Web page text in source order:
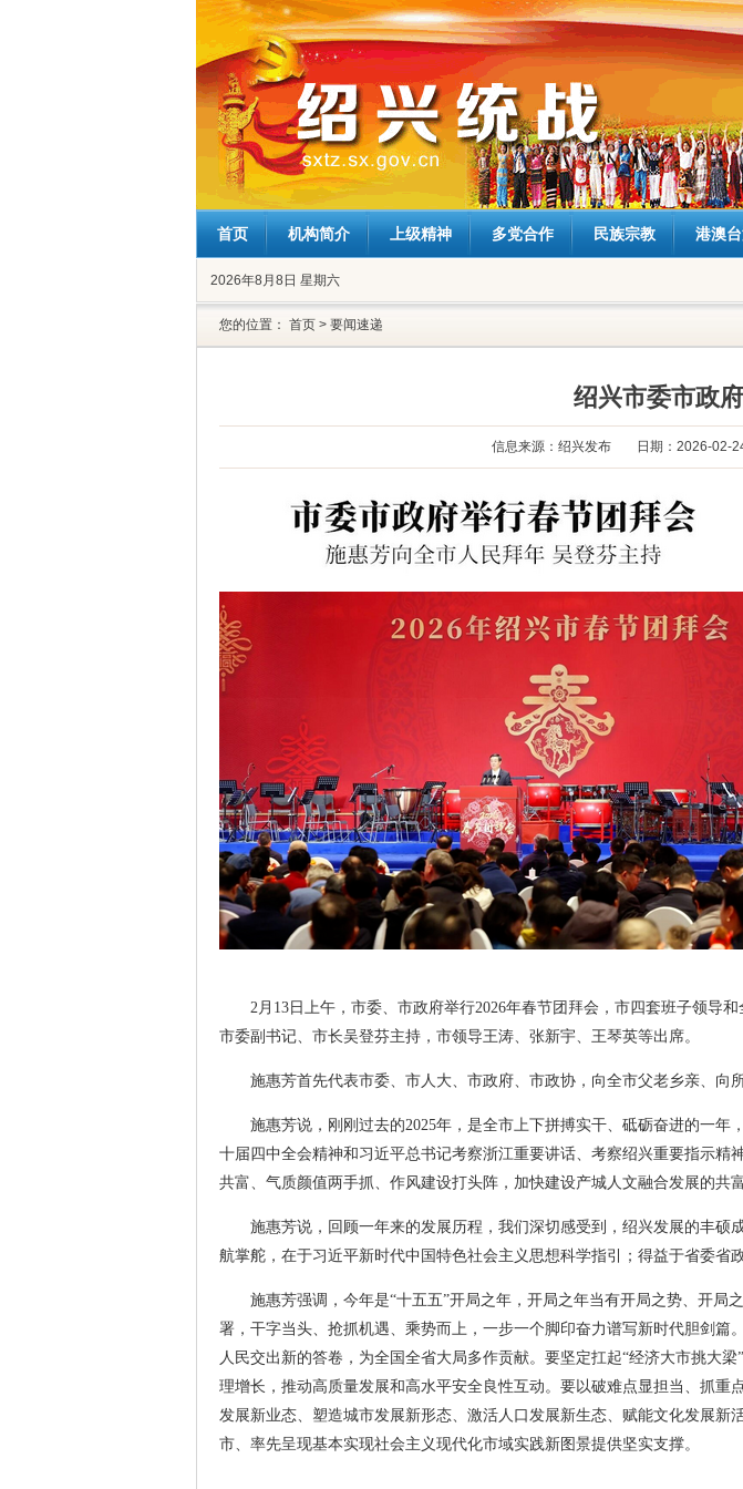
首页 机构简介 上级精神 多党合作 民族宗教 港澳
2026年8月8日 星期六
您的位置： 首页 > 要闻速递
绍兴市委市政
信息来源：绍兴发布 日期：2026-02-
2月13日上午，市委、市政府举行2026年春节团拜会，市四套班子领导
市委副书记、市长吴登芬主持，市领导王涛、张新宇、王琴英等出席。
施惠芳首先代表市委、市人大、市政府、市政协，向全市父老乡亲、向
施惠芳说，刚刚过去的2025年，是全市上下拼搏实干、砥砺奋进的一
十届四中全会精神和习近平总书记考察浙江重要讲话、考察绍兴重要指示精
共富、气质颜值两手抓、作风建设打头阵，加快建设产城人文融合发展的共
施惠芳说，回顾一年来的发展历程，我们深切感受到，绍兴发展的丰
航掌舵，在于习近平新时代中国特色社会主义思想科学指引；得益于省委省
施惠芳强调，今年是“十五五”开局之年，开局之年当有开局之势、开局
署，干字当头、抢抓机遇、乘势而上，一步一个脚印奋力谱写新时代胆剑
人民交出新的答卷，为全国全省大局多作贡献。要坚定扛起“经济大市挑大
理增长，推动高质量发展和高水平安全良性互动。要以破难点显担当、抓
发展新业态、塑造城市发展新形态、激活人口发展新生态、赋能文化发展
市、率先呈现基本实现社会主义现代化市域实践新图景提供坚实支撑。